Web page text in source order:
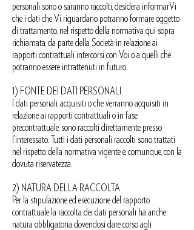
personali sono o saranno raccolti, desidera informarVi
che i dati che Vi riguardano potranno formare oggetto
di trattamento, nel rispetto della normativa qui sopra
richiamata, da parte della Società in relazione ai
rapporti contrattuali intercorsi con Voi o a quelli che
potranno essere intrattenuti in futuro.
1) FONTE DEI DATI PERSONALI
I dati personali, acquisiti o che verranno acquisiti in
relazione ai rapporti contrattuali o in fase
precontrattuale, sono raccolti direttamente presso
l’interessato. Tutti i dati personali raccolti sono trattati
nel rispetto della normativa vigente e, comunque, con la
dovuta riservatezza.
2) NATURA DELLA RACCOLTA
Per la stipulazione ed esecuzione del rapporto
contrattuale la raccolta dei dati personali ha anche
natura obbligatoria dovendosi dare corso agli